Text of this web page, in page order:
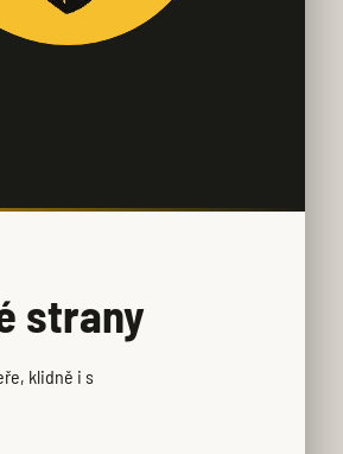
strany
klidně i s